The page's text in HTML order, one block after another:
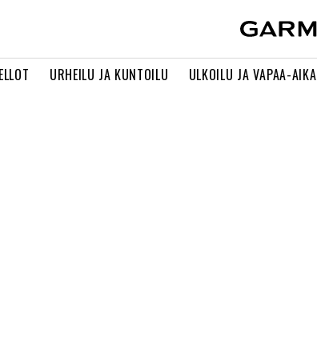
URHEILU JA KUNTOILU ULKOILU JA VAPAA-AIKA